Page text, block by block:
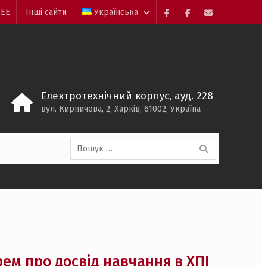
FacebookElectrolium
e-
Інші сайти Українська
Електротехнічний корпус, ауд. 228
вул. Кирпичова, 2, Харків, 61002, Україна
Пошук:
про досвід навчання в ХПІ